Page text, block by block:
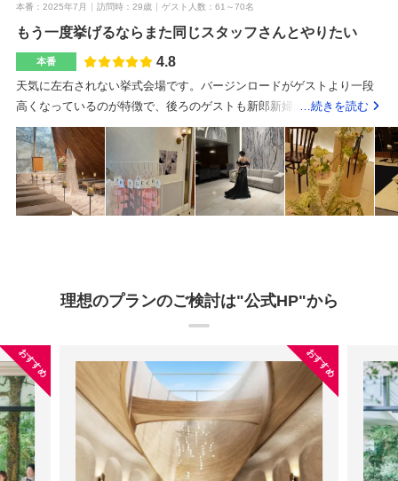
わるメニューで、自分の好みで変えたりも出来ます。ドリンクは1人60
00円でした。クラフトビールなども選べます。テーブル事に担当のス
ならもう把握してて頼まずにもう出来てた、なんて声もありました。
ウェディングケーキは最低金額(見積もりに入ってる金額)でも沢山選べ
るのでありがたいです。モエシャン(シャンパン)は必ず入ります。(8人
で1本/1万円)これは抜けません。白金台駅から徒歩7分ほどです。目黒
駅からだと徒歩15分くらいです。白金台駅はタクシーが捕まえづらい
ので、目黒駅からタクシーでくるゲストが多かったです。式場の周り
はオシャレなお店が多い街並みで、意外と自然も感じられる落ち着い
た雰囲気です。ドン・キホーテが近いので、何か忘れても何とかなり
が、運が良く私たちの担当になった方は本当にこの方で良かったと思
切なのもポイント高くて、本当にここで良かったと思ってます。午前
中は受付が9:30~挙式が10:00~で披露宴が11:00~なので自分達も早いで
すが、ゲストの皆さんも早いです。前日はしっかり寝ましょう！終わ
りの時間もだいたい14時にはゲストが帰って、15時には完全退館で
す。二次会や三次会まで見据えて、その後のスケジュールを立てまし
ょう
くといいと思います。6品のコースにしました。ボリュームもありなが
ら、一つ一つのお料理が美しく、とても美味しかったです。特にお魚
りますが、駐車場はないため、遠方から来るゲストはコインパーキン
グの利用が必要になります。丁寧で想像を超える素晴らしいスタッフ
の皆さんでした。ゲストからも感動の声を聞き大変嬉しい気持ちにな
りました。こちらで結婚式ができたことを心から良かったと思える1日
になりました。美しいチャペル木の温もりと香りを感じられる空間で
す。お料理メインだけでなくデザートまでクオリティが高く大満足で
した。スタッフの接客情報共有が行き届いており、安心してお任せす
ることができました。想像以上のサービスをしていただき感謝してお
ションでパーソナルトレーニングをお願いしましたが、本当によかっ
を重視しました。アクセスやお料理、ゲストの動線など、、実際に呼
ぶ方々の目線で選ぼうと考えていました。プランナーさんが素晴らし
く、信頼がおけると思ったからです。直感を信じて大正解でした。チ
ャペルや会場も美しく、本当に理想の式場でした。
本番 2025年7月 訪問時 29歳 ゲスト人数 61～70名
もう一度挙げるならまた同じスタッフさんとやりたい
本番 4.8
天気に左右されない挙式会場です。バージンロードがゲストより一段
高くなっているのが特徴で、後ろのゲストも新郎新婦が見やすい造り
になっています。カーペットが青色なのが特徴です。ガーデンから直
接披露宴会場に来れるので、カーテンが開いている時はとても開放的
で広く見えます。最初のドレスの見積もりはもちろん最低ランクで設
定されているため、提携先で試着し決めた場合かなり見積もりが上が
りそうだったので持ち込み料1着55000円を払い、タキシード1着、ド
美味しかったです。ゲストから好評でした。料金設定が一律で、コー
スによって品数が変わる仕組みだったのもとてもよかったです。駅か
らまっすぐ進むだけなので初めてくるゲストの方もわかりやすいで
す。白金台なので、落ち着いていて良い雰囲気です。プランナーの方
はもちろん、当日携わってくださるすべてのスタッフの方が明るく面
白く、気配りができる方々でした。親族への気配りも素晴らしかった
です。とにかくスタッフの方がどの方も素晴らしかったです。アテン
ドの方も自分の携帯を渡していたのですが、写真や動画をとってくだ
さったり、とくに中座の扉の向こうから迎える動画を撮ってくださっ
ており感動しました。待ち時間もたくさん話しかけてくださっておし
…続きを読む
理想のプランのご検討は"公式HP"から
おすすめ おすすめ